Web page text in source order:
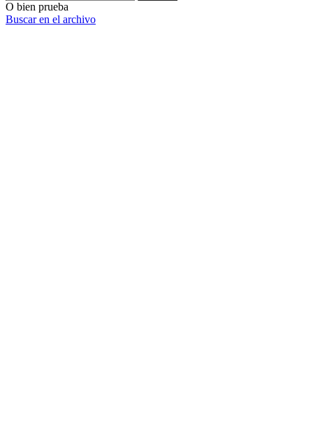
O bien prueba
Buscar en el archivo